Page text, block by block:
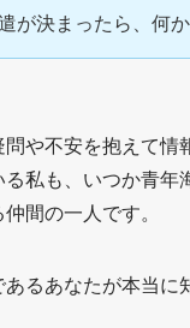
が決まったら、何
や不安を抱えて情
私も、いつか青
間の一人です。
るあなたが本当